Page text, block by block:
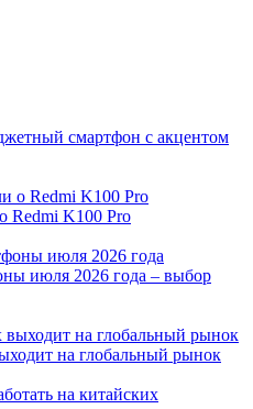
смартфон с акцентом
Redmi K100 Pro
июля 2026 года – выбор
на глобальный рынок